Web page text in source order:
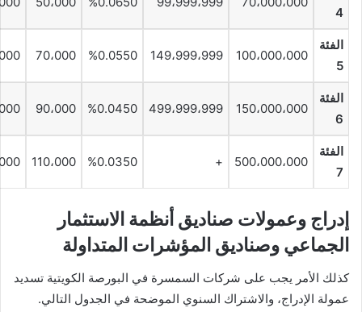
4
الفئة
5
100،000،000 149،999،999 %0.0550 70،000
الفئة
6
150،000،000 499،999،999 %0.0450 90،000
الفئة
7
500،000،000 +
%0.0350 110،000
إدراج وعمولات صناديق أنظمة الاستثمار
الجماعي وصناديق المؤشرات المتداولة
كذلك الأمر يجب على شركات السمسرة في البورصة الكويتية تسديد
عمولة الإدراج، والاشتراك السنوي الموضحة في الجدول التالي.